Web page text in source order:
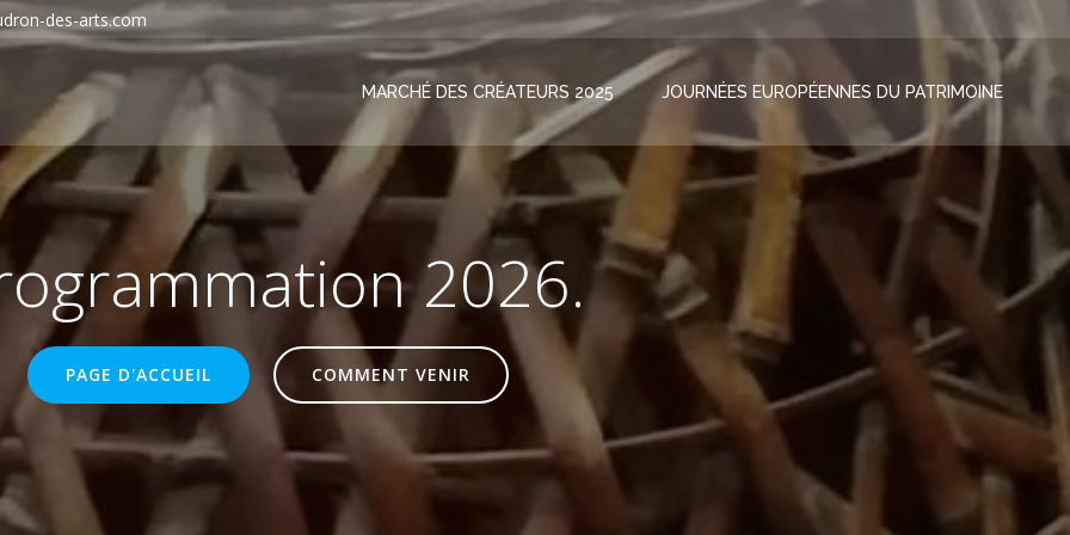
des-arts.com
MARCHÉ DES CRÉATEURS 2025 JOURNÉES EUROPÉENNES DU PATRIMOINE
2026.
PAGE D'ACCUEIL COMMENT VENIR